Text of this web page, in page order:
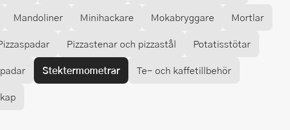
Mandoliner Minihackare Mokabryggare
Mortlar
Pizzastenar och pizzastål
Potatisstötar
Stektermometrar
Te- och kaffetillbehör